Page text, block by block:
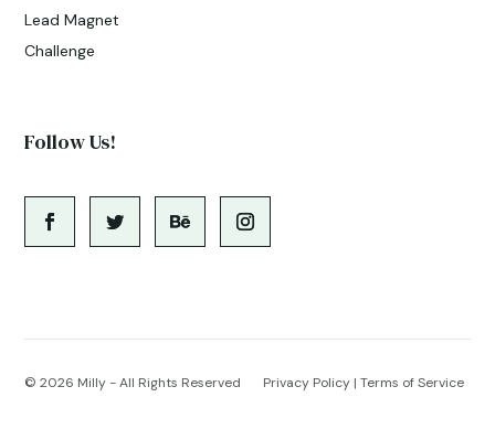
Lead Magnet
Challenge
Follow Us!
© 2026 Milly - All Rights Reserved Privacy Policy |Terms of Service